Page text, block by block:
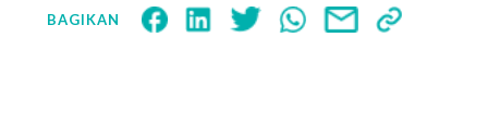
BAGIKAN